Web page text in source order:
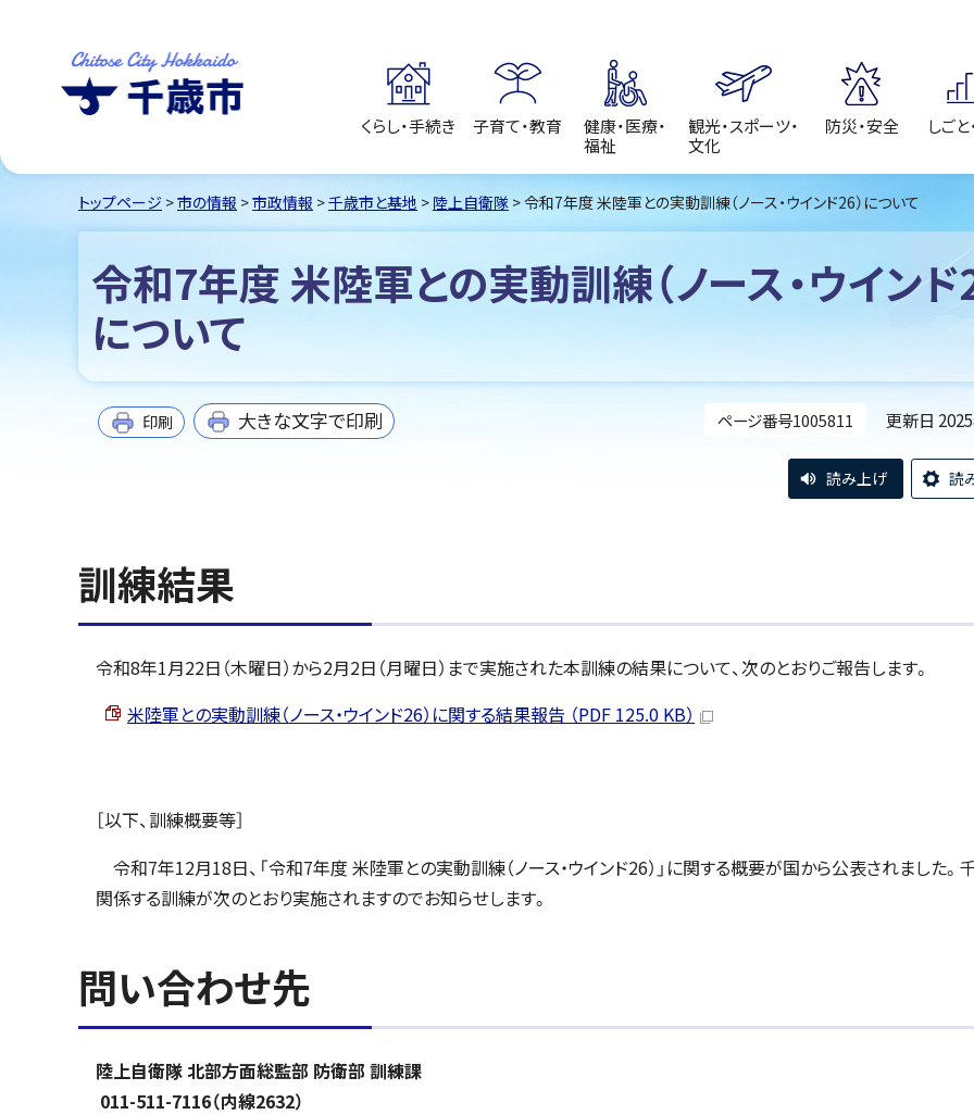
くらし・手続き 子育て・教育
健康・医療・
福祉
観光・スポーツ・
文化
防災・安全 しご
トップページ >市の情報 >市政情報 >千歳市と基地 > 陸上自衛隊 > 令和7年度 米陸軍との実動訓練（ノース・ウインド26）について
令和7年度 米陸軍との実動訓練（ノース・ウインド
について
ページ番号1005811 更新日
印刷 大きな文字で印刷
読み上げ 読
訓練結果
令和8年1月22日（木曜日）から2月2日（月曜日）まで実施された本訓練の結果について、次のとおりご報告します。
米陸軍との実動訓練（ノース・ウインド26）に関する結果報告 （PDF 125.0 KB）
［以下、訓練概要等］
令和7年12月18日、「令和7年度 米陸軍との実動訓練（ノース・ウインド26）」に関する概要が国から公表されました。
関係する訓練が次のとおり実施されますのでお知らせします。
問い合わせ先
陸上自衛隊 北部方面総監部 防衛部 訓練課
011-511-7116（内線2632）